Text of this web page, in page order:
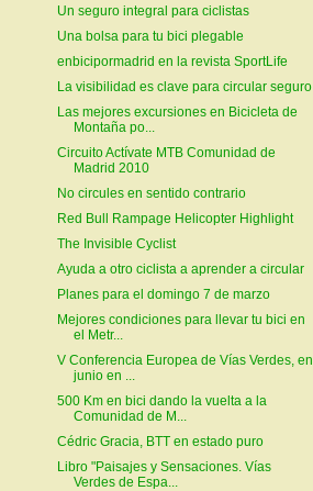
Un seguro integral para ciclistas
Una bolsa para tu bici plegable
enbicipormadrid en la revista SportLife
La visibilidad es clave para circular seguro
Las mejores excursiones en Bicicleta de
Montaña po...
Circuito Actívate MTB Comunidad de
Madrid 2010
No circules en sentido contrario
Red Bull Rampage Helicopter Highlight
The Invisible Cyclist
Ayuda a otro ciclista a aprender a circular
Planes para el domingo 7 de marzo
Mejores condiciones para llevar tu bici en
el Metr...
V Conferencia Europea de Vías Verdes, en
junio en ...
500 Km en bici dando la vuelta a la
Comunidad de M...
Cédric Gracia, BTT en estado puro
Libro "Paisajes y Sensaciones. Vías
Verdes de Espa...